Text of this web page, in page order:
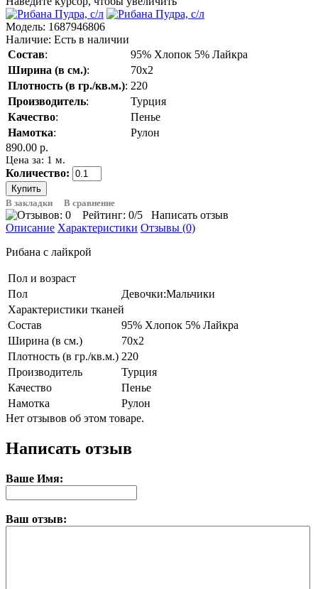
Модель: 1687946806
Наличие: Есть в наличии
Состав:
95% Хлопок 5% Лайкра
Ширина (в см.):
70х2
Плотность (в гр./кв.м.): 220
Производитель:
Турция
Качество:
Пенье
Намотка:
Рулон
890.00 р.
Цена за: 1 м.
Количество:
В закладки В сравнение
Рейтинг: 0/5
Написать отзыв
Описание Характеристики Отзывы (0)
Рибана с лайкрой
Пол и возраст
Пол
Девочки:Мальчики
Характеристики тканей
Состав
95% Хлопок 5% Лайкра
Ширина (в см.)
70х2
Плотность (в гр./кв.м.) 220
Производитель
Турция
Качество
Пенье
Намотка
Рулон
Нет отзывов об этом товаре.
Написать отзыв
Ваше Имя:
Ваш отзыв: